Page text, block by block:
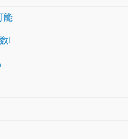
能
!